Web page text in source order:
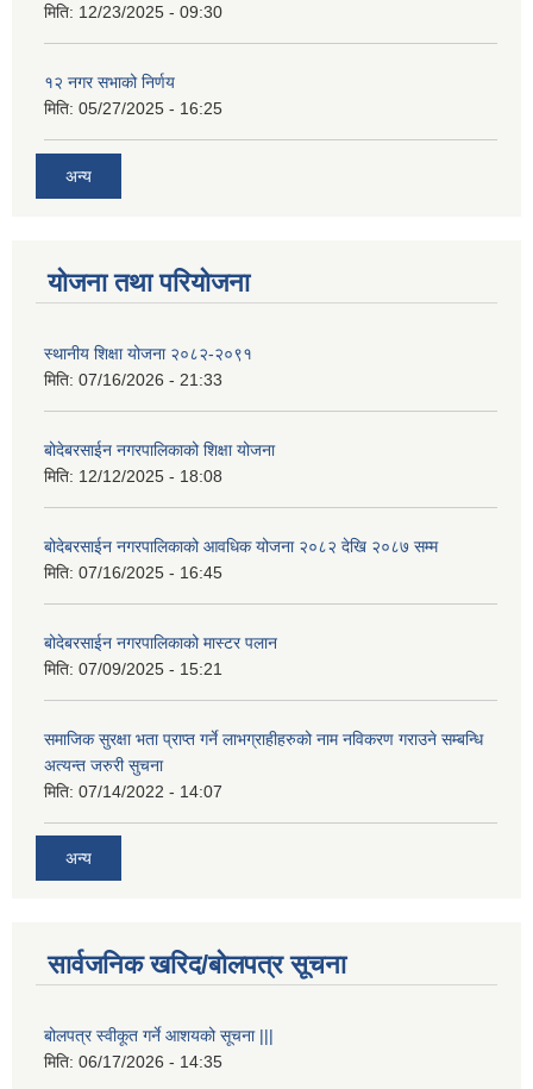
मिति: 12/23/2025 - 09:30
१२ नगर सभाको निर्णय
मिति: 05/27/2025 - 16:25
अन्य
योजना तथा परियोजना
स्थानीय शिक्षा योजना २०८२-२०९१
मिति: 07/16/2026 - 21:33
बोदेबरसाईन नगरपालिकाको शिक्षा योजना
मिति: 12/12/2025 - 18:08
बोदेबरसाईन नगरपालिकाको आवधिक योजना २०८२ देखि २०८७ सम्म
मिति: 07/16/2025 - 16:45
बोदेबरसाईन नगरपालिकाको मास्टर पलान
मिति: 07/09/2025 - 15:21
समाजिक सुरक्षा भता प्राप्त गर्ने लाभग्राहीहरुको नाम नविकरण गराउने सम्बन्धि
अत्यन्त जरुरी सुचना
मिति: 07/14/2022 - 14:07
अन्य
सार्वजनिक खरिद/बोलपत्र सूचना
बोलपत्र स्वीकूत गर्ने आशयको सूचना |||
मिति: 06/17/2026 - 14:35